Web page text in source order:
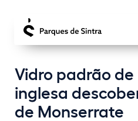
Vidro padrão
inglesa
de Monserrate